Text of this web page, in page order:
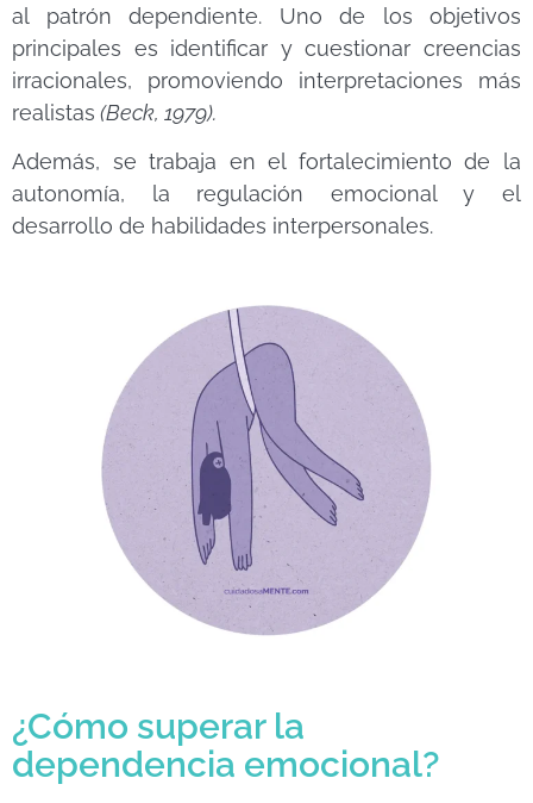
al patrón dependiente. Uno de los objetivos
principales es identificar y cuestionar creencias
irracionales, promoviendo interpretaciones más
realistas (Beck, 1979).
Además, se trabaja en el fortalecimiento de la
autonomía, la regulación emocional y el
desarrollo de habilidades interpersonales.
¿Cómo superar la
dependencia emocional?